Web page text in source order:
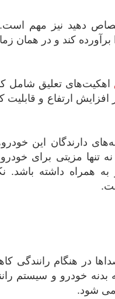
دهید نیز مهم است.
برآورده کند و در همان
اهکیت‌های تعلیق شامل
ارتفاع و قابلیت
دارندگان این
مزیتی برای خودرو
همراه داشته باشد.
در هنگام رانندگی
بدنه خودرو و سیستم
می شود.